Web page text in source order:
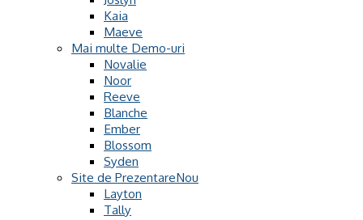
Kaia
Maeve
Mai multe Demo-uri
Novalie
Noor
Reeve
Blanche
Ember
Blossom
Syden
Site de Prezentare
Layton
Tally